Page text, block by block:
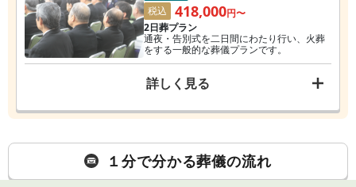
税込
418,000円〜
2日葬プラン
通夜・告別式を二日間にわたり行い、火葬
をする一般的な葬儀プランです。
詳しく見る
１分で分かる葬儀の流れ